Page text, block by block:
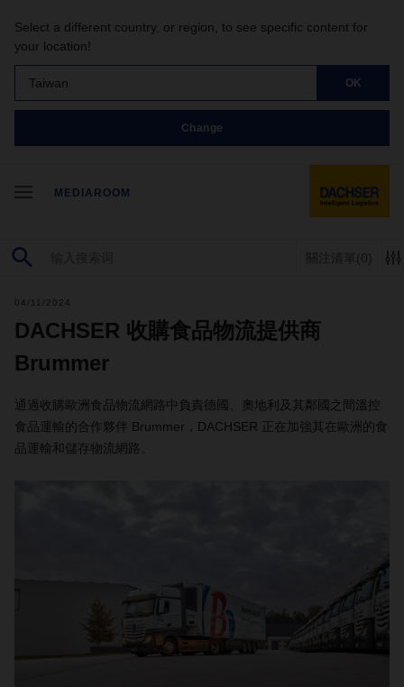
Select a different country, or region, to see specific content for
your location!
Taiwan OK
Change
MEDIAROOM
(0)
04/11/2024
DACHSER 收購食品物流提供商
Brummer
​​​​​​​通過收購歐洲食品物流網路中負責德國、奧地利及其鄰國之間溫控
食品運輸的合作夥伴 Brummer，DACHSER 正在加強其在歐洲的食
品運輸和儲存物流網路。